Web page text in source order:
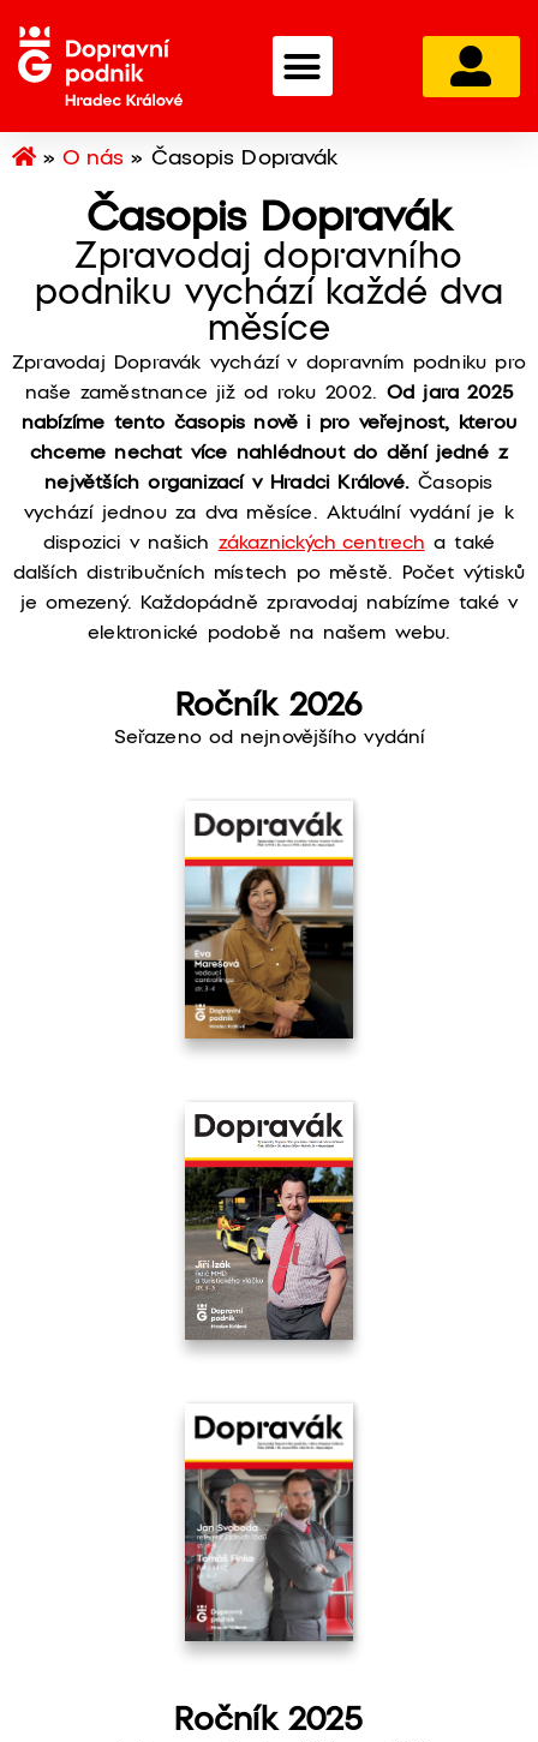
»O nás » Časopis Dopravák
Časopis Dopravák
Zpravodaj dopravního
podniku vychází každé dva
měsíce
Zpravodaj Dopravák vychází v dopravním podniku pro
naše zaměstnance již od roku 2002. Od jara 2025
nabízíme tento časopis nově i pro veřejnost, kterou
chceme nechat více nahlédnout do dění jedné z
největších organizací v Hradci Králové. Časopis
vychází jednou za dva měsíce. Aktuální vydání je k
dispozici v našich zákaznických centrech a také
dalších distribučních místech po městě. Počet výtisků
je omezený. Každopádně zpravodaj nabízíme také v
elektronické podobě na našem webu.
Ročník 2026
Seřazeno od nejnovějšího vydání
Ročník 2025